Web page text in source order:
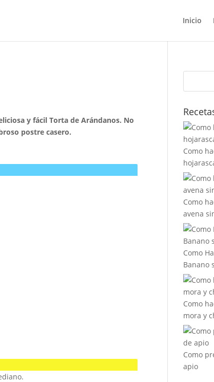
Inicio
y fácil Torta de Arándanos. No
postre casero.
Como
Como
avena
Como
Banano
Como
mora y
Como
apio